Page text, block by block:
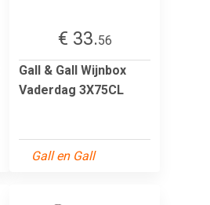
€ 33.56
Gall & Gall Wijnbox
Vaderdag 3X75CL
Gall en Gall